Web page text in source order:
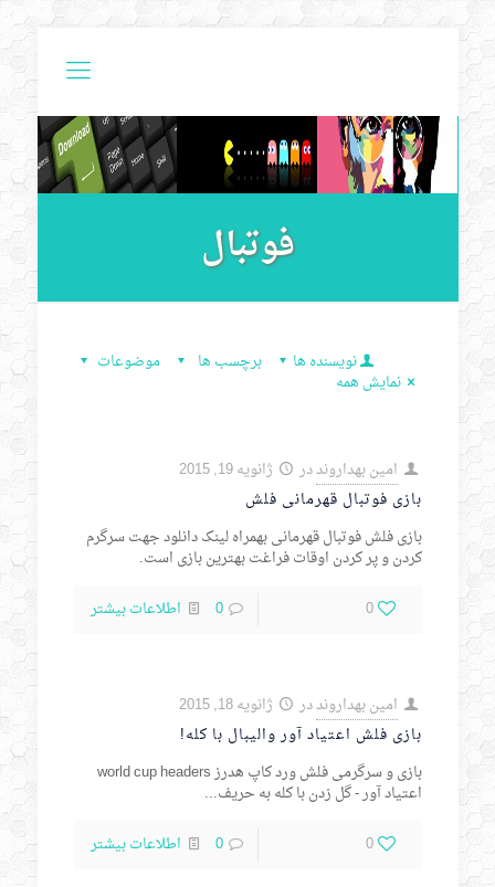
فوتبال
موضوعات برچسب ها نویسنده ها
نمایش همه
امین بهدارونددر
ژانویه 19, 2015
بازی فوتبال قهرمانی فلش
بازی فلش فوتبال قهرمانی بهمراه لینک دانلود جهت سرگرم
کردن و پر کردن اوقات فراغت بهترین بازی است.
0
0 اطلاعات بیشتر
امین بهدارونددر
ژانویه 18, 2015
بازی فلش اعتیاد آور والیبال با کله!
بازی و سرگرمی فلش ورد کاپ هدرز world cup headers
اعتیاد آور - گل زدن با کله به حریف...
0
0 اطلاعات بیشتر